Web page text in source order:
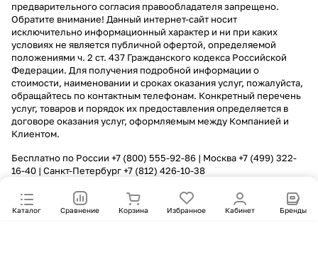
Каталог Сравнение Корзина Избранное Кабинет Бренды
предварительного согласия правообладателя запрещено.
Обратите внимание! Данный интернет-сайт носит
исключительно информационный характер и ни при каких
условиях не является публичной офертой, определяемой
положениями ч. 2 ст. 437 Гражданского кодекса Российской
Федерации. Для получения подробной информации о
стоимости, наименовании и сроках оказания услуг, пожалуйста,
обращайтесь по контактным телефонам. Конкретный перечень
услуг, товаров и порядок их предоставления определяется в
договоре оказания услуг, оформляемым между Компанией и
Клиентом.
Бесплатно по России +7 (800) 555-92-86 | Москва+7 (499) 322-
16-40 | Санкт-Петербург+7 (812) 426-10-38